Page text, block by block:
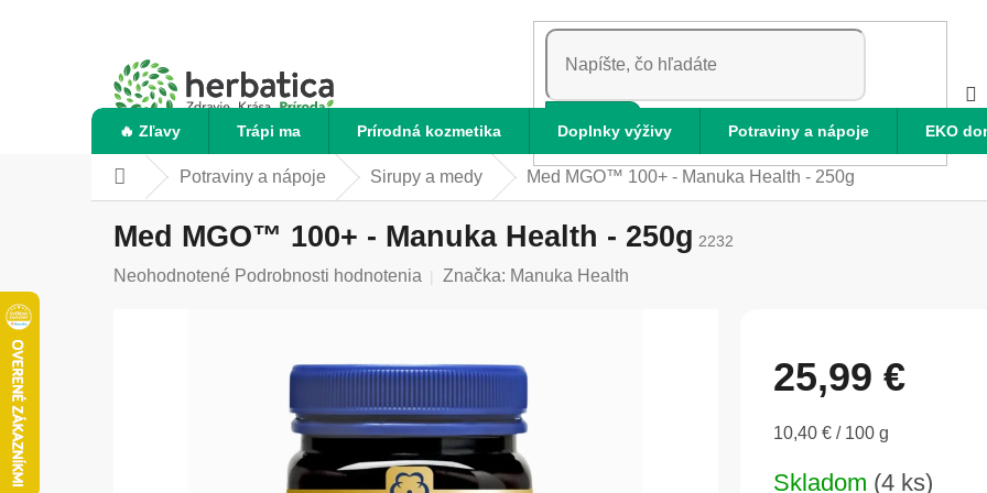
HĽADAŤ
🔥 Zľavy Trápi ma Prírodná kozmetika Doplnky výživy Potraviny a nápoje EKO
DomovPotraviny a nápoje Sirupy a medy Med MGO™ 100+ - Manuka Health - 250g
Med MGO™ 100+ - Manuka Health - 250g 2232
Priemerné
Neohodnotené Podrobnosti hodnotenia Značka: Manuka Health
25,99 €
Jednotková
10,40 € / 100 g
Skladom (4 ks)